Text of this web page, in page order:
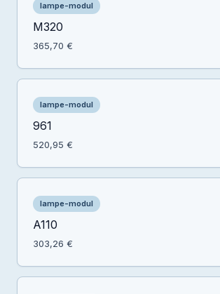
lampe-modul
M320
365,70 €
lampe-modul
961
520,95 €
lampe-modul
A110
303,26 €